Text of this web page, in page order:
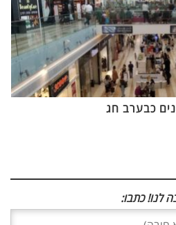
כבערב חג
לנו! כתבו: